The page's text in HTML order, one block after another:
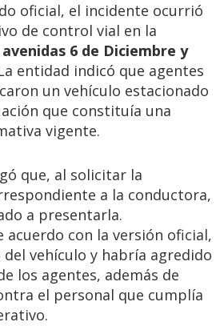
oficial, el incidente ocurrió
de control vial en la
avenidas 6 de Diciembre y
entidad indicó que agentes
un vehículo estacionado
que constituía una
vigente.
que, al solicitar la
a la conductora,
a presentarla.
acuerdo con la versión oficial,
del vehículo y habría agredido
los agentes, además de
el personal que cumplía